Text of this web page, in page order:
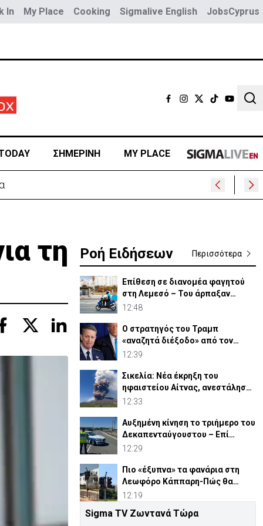
In My Place Cooking Sigmalive English JobsCyprus
ΣΗΜΕΡΙΝΗ MY PLACE
τη
Ροή Ειδήσεων Περισσότερα
Επίθεση σε διανομέα φαγητού
στη Λεμεσό – Του άρπαξαν
ακόμη και την παραγγελία
12:48
Ο στρατηγός του Τραμπ
«αναζητά διέξοδο» από τον
πόλεμο με το Ιράν
12:39
Σικελία: Νέα έκρηξη του
ηφαιστείου Αίτνας, ανεστάλησαν
αφίξεις στο αεροδρόμιο
12:33
Αυξημένη κίνηση το τριήμερο του
Δεκαπενταύγουστου – Επί
ποδός η Αστυνομία
12:29
Πιο «έξυπνα» τα φανάρια στη
Λεωφόρο Κάππαρη-Πώς θα
λειτουργούν
12:19
Οδηγοί προσοχή! Κλειστός
Sigma TV Ζωντανά Τώρα